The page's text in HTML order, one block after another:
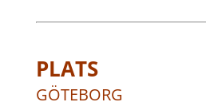
PLATS
GÖTEBORG